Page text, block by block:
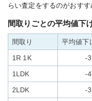
らい査定をするのがおすす
間取りごとの平均値下
間取り 平均値下
1R 1K -
1LDK -
2LDK -